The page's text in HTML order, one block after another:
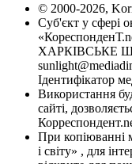
© 2000-2026,
Суб'єкт у сфері
ХАРКІВСЬКЕ
Ідентифікатор
Використання
сайті,
При копіюванні
і світу» , для